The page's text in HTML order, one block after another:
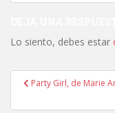
Lo siento, debes estar
Navegación
Party Girl, de Marie